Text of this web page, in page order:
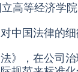
高等经济学
国法律的细
》，在公司